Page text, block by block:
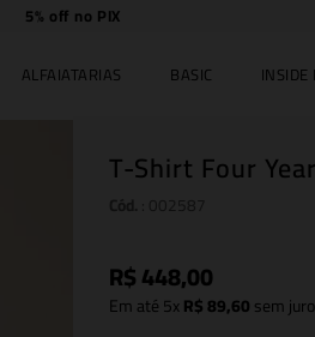
online eretireno JK Iguatemi.
ALFAIATARIAS BASIC
T-Shirt Four
R$448,00
Em até5xR$89,60sem